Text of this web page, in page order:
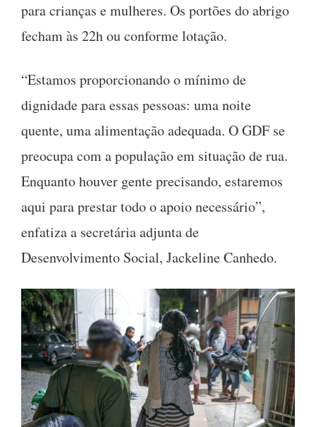
para crianças e mulheres. Os portões do abrigo
fecham às 22h ou conforme lotação.
“Estamos proporcionando o mínimo de
dignidade para essas pessoas: uma noite
quente, uma alimentação adequada. O GDF se
preocupa com a população em situação de rua.
Enquanto houver gente precisando, estaremos
aqui para prestar todo o apoio necessário”,
enfatiza a secretária adjunta de
Desenvolvimento Social, Jackeline Canhedo.